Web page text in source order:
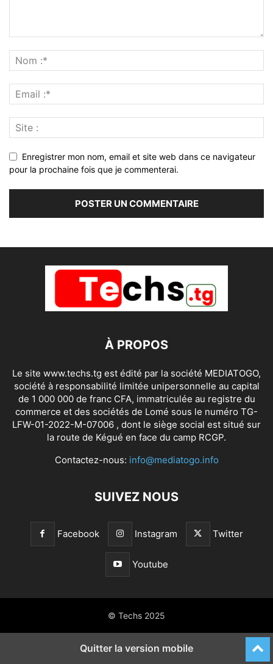
Enregistrer mon nom, email et site web dans ce navigateur
pour la prochaine fois que je commenterai.
À PROPOS
Le site www.techs.tg est édité par la société MEDIATOGO,
société à responsabilité limitée unipersonnelle au capital
de 1 000 000 de franc CFA, immatriculée au registre du
commerce et des sociétés de Lomé sous le numéro TG-
LFW-01-2022-M-07006 , dont le siège social est situé sur
la route de Kégué en face du camp RCGP.
Contactez-nous: info@mediatogo.info
SUIVEZ NOUS
Facebook Instagram Twitter
Youtube
© Techs 2025
Quitter la version mobile